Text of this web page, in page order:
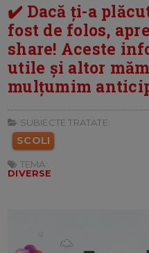
✔️ Dacă ți-a
fost de folos,
share! Aceste
utile și altor
mulțumim
SUBIECTE TRATATE:
SCOLI
TEMA:
DIVERSE